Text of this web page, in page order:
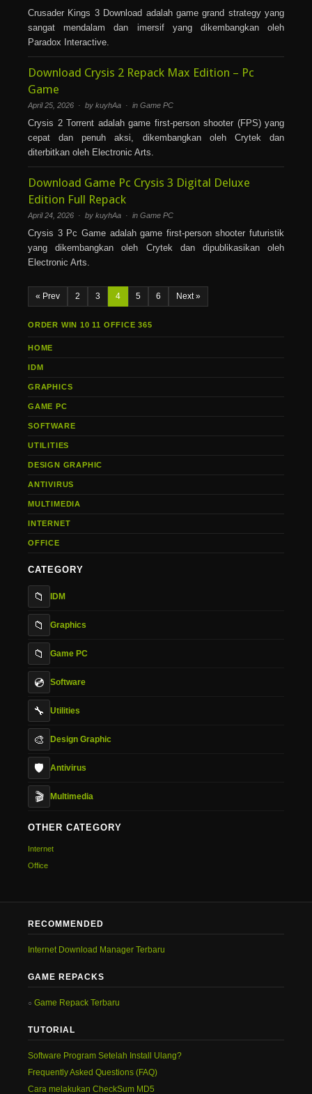
Crusader Kings 3 Download adalah game grand strategy yang
sangat mendalam dan imersif yang dikembangkan oleh
Paradox Interactive.
Download Crysis 2 Repack Max Edition – Pc
Game
April 25, 2026 · by kuyhAa · in Game PC
Crysis 2 Torrent adalah game first-person shooter (FPS) yang
cepat dan penuh aksi, dikembangkan oleh Crytek dan
diterbitkan oleh Electronic Arts.
Download Game Pc Crysis 3 Digital Deluxe
Edition Full Repack
April 24, 2026 · by kuyhAa · in Game PC
Crysis 3 Pc Game adalah game first-person shooter futuristik
yang dikembangkan oleh Crytek dan dipublikasikan oleh
Electronic Arts.
« Prev 2 3 4 5 6 Next »
ORDER WIN 10 11 OFFICE 365
HOME
IDM
GRAPHICS
GAME PC
SOFTWARE
UTILITIES
DESIGN GRAPHIC
ANTIVIRUS
MULTIMEDIA
INTERNET
OFFICE
CATEGORY
📁 IDM
📁 Graphics
📁 Game PC
💿 Software
🔧 Utilities
🎨 Design Graphic
🛡️ Antivirus
🎬 Multimedia
OTHER CATEGORY
Internet
Office
RECOMMENDED
Internet Download Manager Terbaru
GAME REPACKS
Game Repack Terbaru
TUTORIAL
Software Program Setelah Install Ulang?
Frequently Asked Questions (FAQ)
Cara melakukan CheckSum MD5